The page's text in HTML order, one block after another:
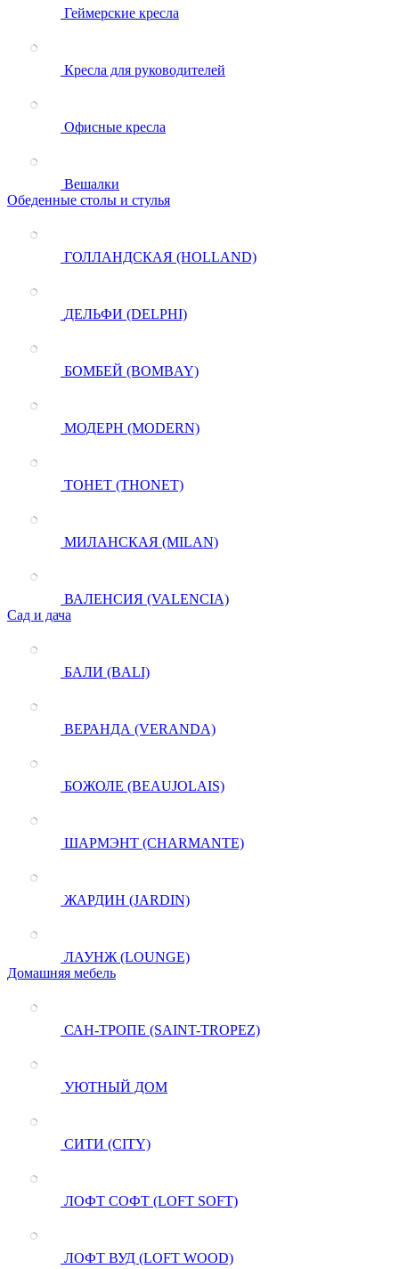
Геймерские кресла
Кресла для руководителей
Офисные кресла
Вешалки
Обеденные столы и стулья
ГОЛЛАНДСКАЯ (HOLLAND)
ДЕЛЬФИ (DELPHI)
БОМБЕЙ (BOMBAY)
МОДЕРН (MODERN)
ТОНЕТ (THONET)
МИЛАНСКАЯ (MILAN)
ВАЛЕНСИЯ (VALENCIA)
Сад и дача
БАЛИ (BALI)
ВЕРАНДА (VERANDA)
БОЖОЛЕ (BEAUJOLAIS)
ШАРМЭНТ (CHARMANTE)
ЖАРДИН (JARDIN)
ЛАУНЖ (LOUNGE)
Домашняя мебель
САН-ТРОПЕ (SAINT-TROPEZ)
УЮТНЫЙ ДОМ
СИТИ (CITY)
ЛОФТ СОФТ (LOFT SOFT)
ЛОФТ ВУД (LOFT WOOD)